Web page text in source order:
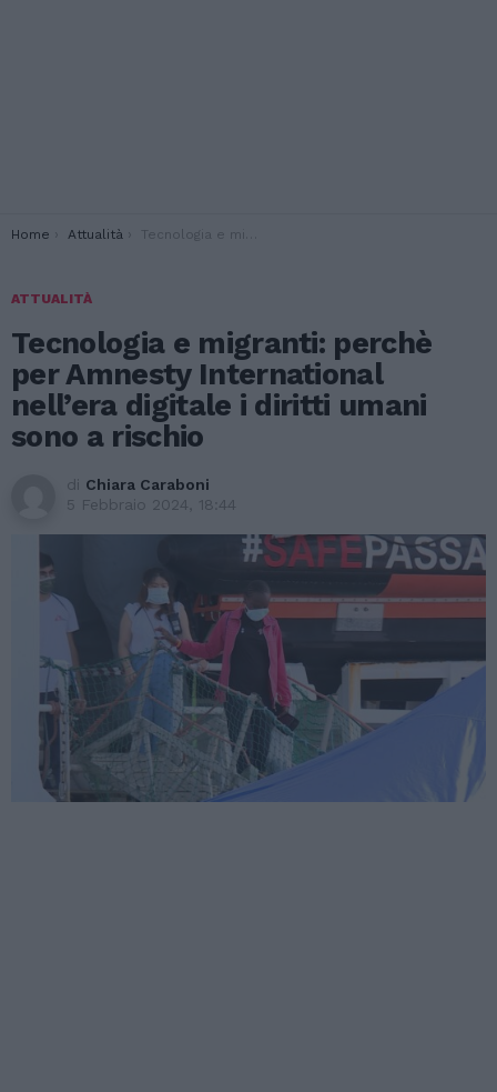
You are here:
Home Attualità Tecnologia e migranti: perchè per Amnesty International nell’era digitale i diritti umani sono a rischio
ATTUALITÀ
Tecnologia e migranti: perchè
per Amnesty International
nell’era digitale i diritti umani
sono a rischio
di Chiara Caraboni
5 Febbraio 2024, 18:44